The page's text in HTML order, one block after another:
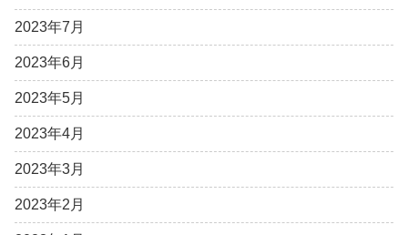
2023年7月
2023年6月
2023年5月
2023年4月
2023年3月
2023年2月